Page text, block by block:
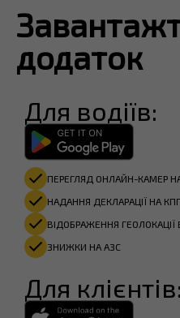
додаток
Для водіїв:
ПЕРЕГЛЯД ОНЛАЙН-КАМЕР
НАДАННЯ ДЕКЛАРАЦІЇ НА
ВІДОБРАЖЕННЯ ГЕОЛОКАЦІЇ
ЗНИЖКИ НА АЗС
Для клієнтів: